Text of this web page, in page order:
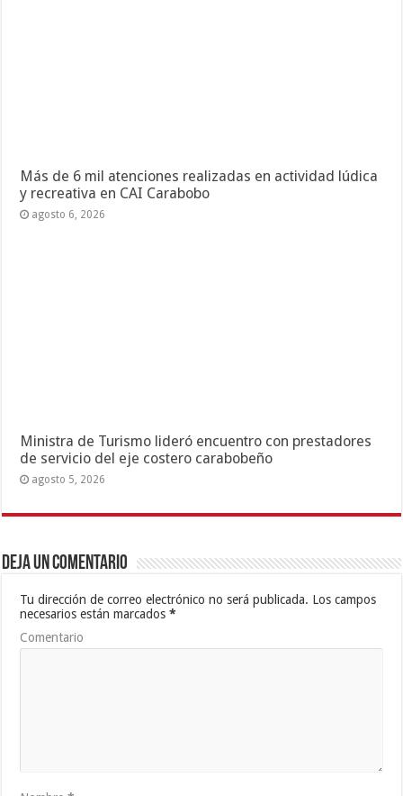
Más de 6 mil atenciones realizadas en actividad lúdica
y recreativa en CAI Carabobo
agosto 6, 2026
Ministra de Turismo lideró encuentro con prestadores
de servicio del eje costero carabobeño
agosto 5, 2026
Deja un comentario
Tu dirección de correo electrónico no será publicada. Los campos
necesarios están marcados*
Comentario